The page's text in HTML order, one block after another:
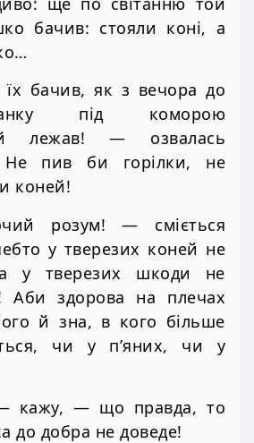
бачив: стояли коні, а
бачив, як з вечора до
під коморою
лежав! — озвалась
пив би горілки, не
коней!
розум! — сміється
у тверезих коней не
у тверезих шкоди не
Аби здорова на плечах
й зна, в кого більше
чи у п’яних, чи у
кажу, — що правда, то
до добра не доведе!